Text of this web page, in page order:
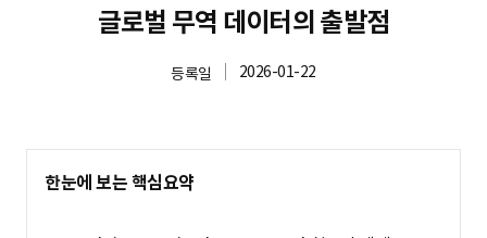
글로벌 무역 데이터의 출발점
등록일 2026-01-22
한눈에 보는 핵심요약